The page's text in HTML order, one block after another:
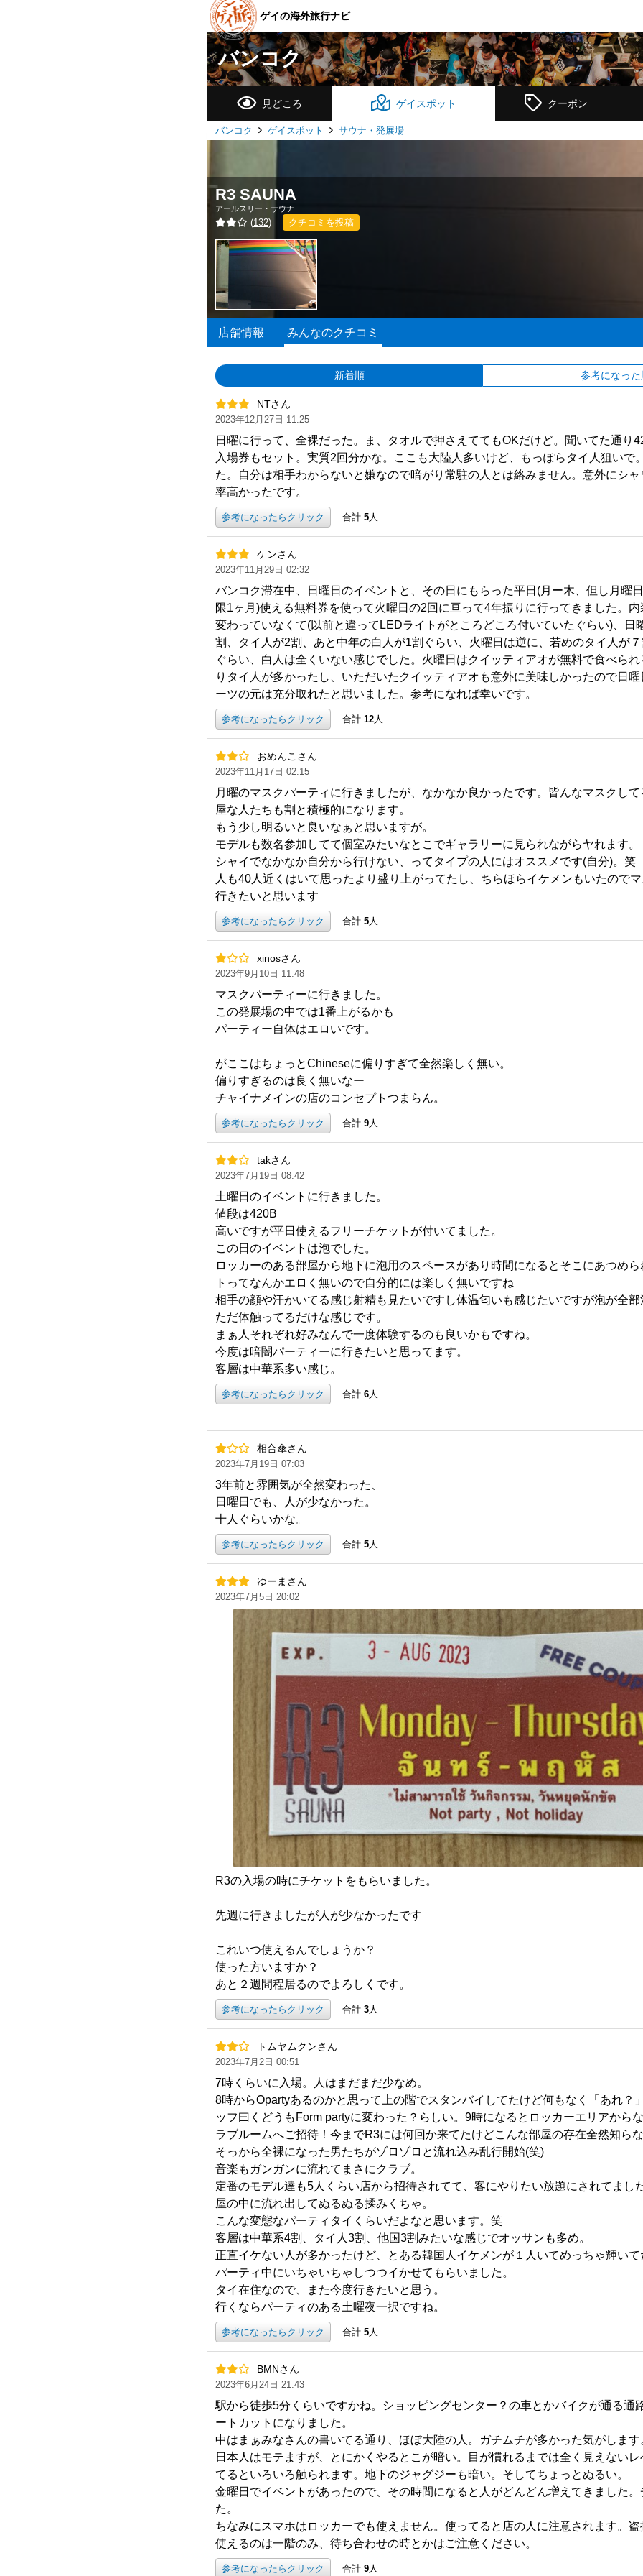
ゲイの海外旅行ナビ
バンコク
見どころ ゲイスポット クーポン
バンコク ゲイスポット サウナ・発展場
R3 SAUNA
アールスリー・サウナ
(132) クチコミを投稿
店舗情報 みんなのクチコミ
新着順 参考になった
NTさん
2023年12月27日 11:25
日曜に行って、全裸だった。ま、タオルで押さえててもOKだけど。聞いてた通り
入場券もセット。実質2回分かな。ここも大陸人多いけど、もっぽらタイ人狙いで
た。自分は相手わからないと嫌なので暗がり常駐の人とは絡みません。意外にシャ
率高かったです。
参考になったらクリック 合計 5人
ケンさん
2023年11月29日 02:32
バンコク滞在中、日曜日のイベントと、その日にもらった平日(月ー木、但し月曜
限1ヶ月)使える無料券を使って火曜日の2回に亘って4年振りに行ってきました。
変わっていなくて(以前と違ってLEDライトがところどころ付いていたぐらい)、日
割、タイ人が2割、あと中年の白人が1割ぐらい、火曜日は逆に、若めのタイ人が
ぐらい、白人は全くいない感じでした。火曜日はクイッティアオが無料で食べら
りタイ人が多かったし、いただいたクイッティアオも意外に美味しかったので日
ーツの元は充分取れたと思いました。参考になれば幸いです。
参考になったらクリック 合計 12人
おめんこさん
2023年11月17日 02:15
月曜のマスクパーティに行きましたが、なかなか良かったです。皆んなマスクして
屋な人たちも割と積極的になります。
もう少し明るいと良いなぁと思いますが。
モデルも数名参加してて個室みたいなとこでギャラリーに見られながらヤれます。
シャイでなかなか自分から行けない、ってタイプの人にはオススメです(自分)。笑
人も40人近くはいて思ったより盛り上がってたし、ちらほらイケメンもいたので
行きたいと思います
参考になったらクリック 合計 5人
xinosさん
2023年9月10日 11:48
マスクパーティーに行きました。
この発展場の中では1番上がるかも
パーティー自体はエロいです。
がここはちょっとChineseに偏りすぎて全然楽しく無い。
偏りすぎるのは良く無いなー
チャイナメインの店のコンセプトつまらん。
参考になったらクリック 合計 9人
takさん
2023年7月19日 08:42
土曜日のイベントに行きました。
値段は420B
高いですが平日使えるフリーチケットが付いてました。
この日のイベントは泡でした。
ロッカーのある部屋から地下に泡用のスペースがあり時間になるとそこにあつめ
トってなんかエロく無いので自分的には楽しく無いですね
相手の顔や汗かいてる感じ射精も見たいですし体温匂いも感じたいですが泡が全部
ただ体触ってるだけな感じです。
まぁ人それぞれ好みなんで一度体験するのも良いかもですね。
今度は暗闇パーティーに行きたいと思ってます。
客層は中華系多い感じ。
参考になったらクリック 合計 6人
相合傘さん
2023年7月19日 07:03
3年前と雰囲気が全然変わった、
日曜日でも、人が少なかった。
十人ぐらいかな。
参考になったらクリック 合計 5人
ゆーまさん
2023年7月5日 20:02
R3の入場の時にチケットをもらいました。
先週に行きましたが人が少なかったです
これいつ使えるんでしょうか？
使った方いますか？
あと２週間程居るのでよろしくです。
参考になったらクリック 合計 3 人
トムヤムクンさん
2023年7月2日 00:51
7時くらいに入場。人はまだまだ少なめ。
8時からOpartyあるのかと思って上の階でスタンバイしてたけど何もなく「あれ？
ッフ曰くどうもForm partyに変わった？らしい。9時になるとロッカーエリアから
ラブルームへご招待！今までR3には何回か来てたけどこんな部屋の存在全然知らな
そっから全裸になった男たちがゾロゾロと流れ込み乱行開始(笑)
音楽もガンガンに流れてまさにクラブ。
定番のモデル達も5人くらい店から招待されてて、客にやりたい放題にされてまし
屋の中に流れ出してぬるぬる揉みくちゃ。
こんな変態なパーティタイくらいだよなと思います。笑
客層は中華系4割、タイ人3割、他国3割みたいな感じでオッサンも多め。
正直イケない人が多かったけど、とある韓国人イケメンが１人いてめっちゃ輝い
パーティ中にいちゃいちゃしつつイかせてもらいました。
タイ在住なので、また今度行きたいと思う。
行くならパーティのある土曜夜一択ですね。
参考になったらクリック 合計 5 人
BMNさん
2023年6月24日 21:43
駅から徒歩5分くらいですかね。ショッピングセンター？の車とかバイクが通る通
ートカットになりました。
中はまぁみなさんの書いてる通り、ほぼ大陸の人。ガチムチが多かった気がします
日本人はモテますが、とにかくやるとこが暗い。目が慣れるまでは全く見えない
てるといろいろ触られます。地下のジャグジーも暗い。そしてちょっとぬるい。
金曜日でイベントがあったので、その時間になると人がどんどん増えてきました
た。
ちなみにスマホはロッカーでも使えません。使ってると店の人に注意されます。盗
使えるのは一階のみ、待ち合わせの時とかはご注意ください。
参考になったらクリック 合計 9 人